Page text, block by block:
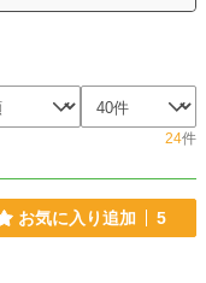
24件
お気に入り追加 5